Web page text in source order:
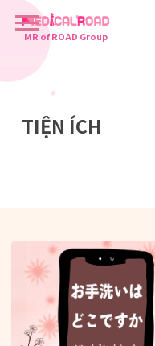
MR of ROAD Group
TIỆN ÍCH